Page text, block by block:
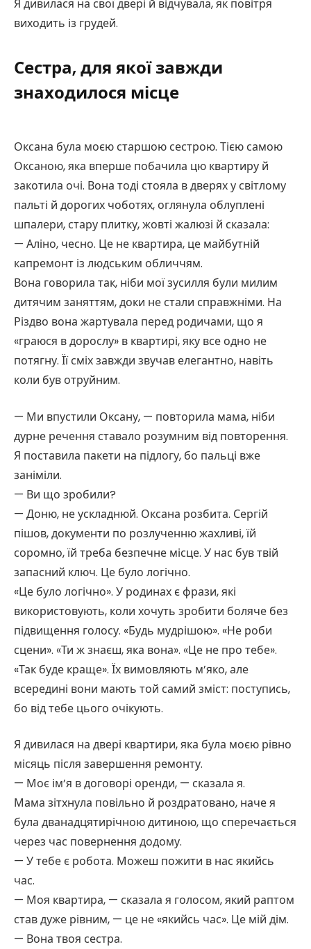
Я дивилася на свої двері й відчувала, як повітря
виходить із грудей.
Сестра, для якої завжди
знаходилося місце
Оксана була моєю старшою сестрою. Тією самою
Оксаною, яка вперше побачила цю квартиру й
закотила очі. Вона тоді стояла в дверях у світлому
пальті й дорогих чоботях, оглянула облуплені
шпалери, стару плитку, жовті жалюзі й сказала:
— Аліно, чесно. Це не квартира, це майбутній
капремонт із людським обличчям.
Вона говорила так, ніби мої зусилля були милим
дитячим заняттям, доки не стали справжніми. На
Різдво вона жартувала перед родичами, що я
«граюся в дорослу» в квартирі, яку все одно не
потягну. Її сміх завжди звучав елегантно, навіть
коли був отруйним.
— Ми впустили Оксану, — повторила мама, ніби
дурне речення ставало розумним від повторення.
Я поставила пакети на підлогу, бо пальці вже
заніміли.
— Ви що зробили?
— Доню, не ускладнюй. Оксана розбита. Сергій
пішов, документи по розлученню жахливі, їй
соромно, їй треба безпечне місце. У нас був твій
запасний ключ. Це було логічно.
«Це було логічно». У родинах є фрази, які
використовують, коли хочуть зробити боляче без
підвищення голосу. «Будь мудрішою». «Не роби
сцени». «Ти ж знаєш, яка вона». «Це не про тебе».
«Так буде краще». Їх вимовляють м’яко, але
всередині вони мають той самий зміст: поступись,
бо від тебе цього очікують.
Я дивилася на двері квартири, яка була моєю рівно
місяць після завершення ремонту.
— Моє ім’я в договорі оренди, — сказала я.
Мама зітхнула повільно й роздратовано, наче я
була дванадцятирічною дитиною, що сперечається
через час повернення додому.
— У тебе є робота. Можеш пожити в нас якийсь
час.
— Моя квартира, — сказала я голосом, який раптом
став дуже рівним, — це не «якийсь час». Це мій дім.
— Вона твоя сестра.